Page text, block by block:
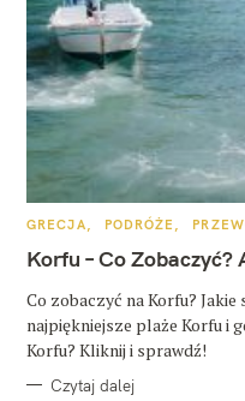
K
T
E
O
R
I
GRECJA PODRÓŻE
Korfu – Co
Co zobaczyć na Korfu? Jakie
najpiękniejsze plaże Korfu i
Korfu? Kliknij i sprawdź!
Czytaj dalej